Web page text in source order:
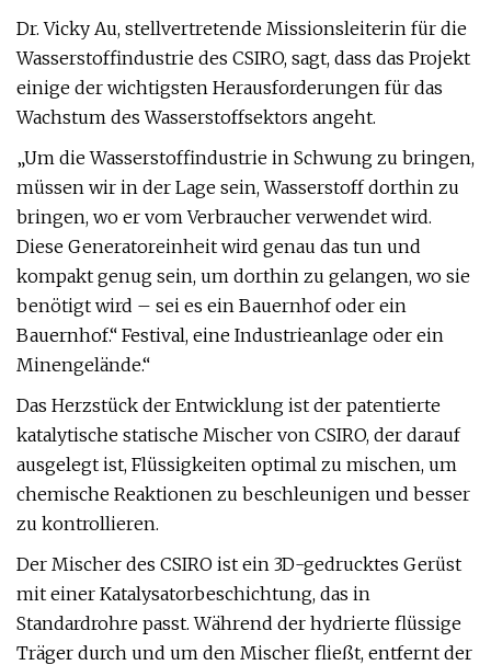
Dr. Vicky Au, stellvertretende Missionsleiterin für die
Wasserstoffindustrie des CSIRO, sagt, dass das Projekt
einige der wichtigsten Herausforderungen für das
Wachstum des Wasserstoffsektors angeht.
„Um die Wasserstoffindustrie in Schwung zu bringen,
müssen wir in der Lage sein, Wasserstoff dorthin zu
bringen, wo er vom Verbraucher verwendet wird.
Diese Generatoreinheit wird genau das tun und
kompakt genug sein, um dorthin zu gelangen, wo sie
benötigt wird – sei es ein Bauernhof oder ein
Bauernhof.“ Festival, eine Industrieanlage oder ein
Minengelände.“
Das Herzstück der Entwicklung ist der patentierte
katalytische statische Mischer von CSIRO, der darauf
ausgelegt ist, Flüssigkeiten optimal zu mischen, um
chemische Reaktionen zu beschleunigen und besser
zu kontrollieren.
Der Mischer des CSIRO ist ein 3D-gedrucktes Gerüst
mit einer Katalysatorbeschichtung, das in
Standardrohre passt. Während der hydrierte flüssige
Träger durch und um den Mischer fließt, entfernt der